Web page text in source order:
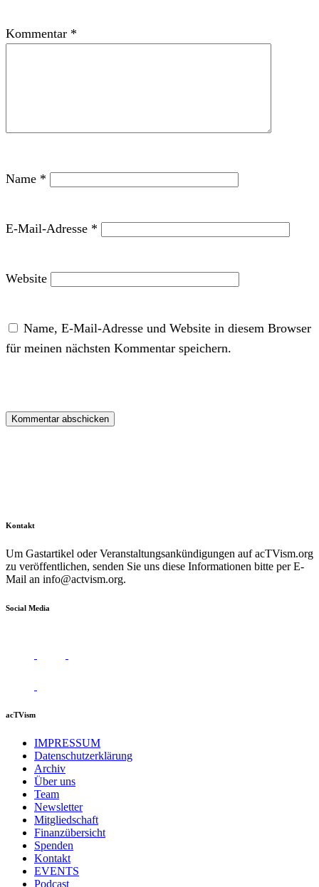
Kommentar *
Name *
E-Mail-Adresse *
Website
Name, E-Mail-Adresse und Website in diesem Browser
für meinen nächsten Kommentar speichern.
Kontakt
Um Gastartikel oder Veranstaltungsankündigungen auf acTVism.org
zu veröffentlichen, senden Sie uns diese Informationen bitte per E-
Mail an info@actvism.org.
Social Media
acTVism
IMPRESSUM
Datenschutzerklärung
Archiv
Über uns
Team
Newsletter
Mitgliedschaft
Finanzübersicht
Spenden
Kontakt
EVENTS
Podcast